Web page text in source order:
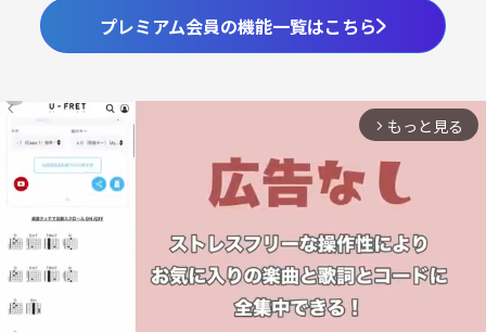
プレミアム会員の機能一覧はこちら
arrow_forward_ios もっと見る